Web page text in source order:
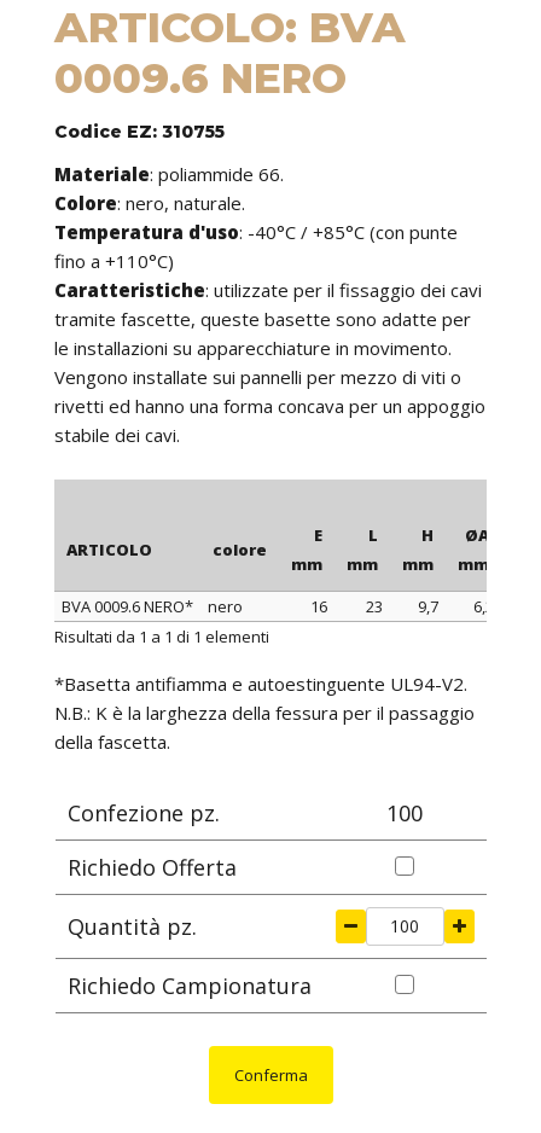
ARTICOLO: BVA
0009.6 NERO
Codice EZ: 310755
Materiale: poliammide 66.
Colore: nero, naturale.
Temperatura d'uso: -40°C / +85°C (con punte
fino a +110°C)
Caratteristiche: utilizzate per il fissaggio dei cavi
tramite fascette, queste basette sono adatte per
le installazioni su apparecchiature in movimento.
Vengono installate sui pannelli per mezzo di viti o
rivetti ed hanno una forma concava per un appoggio
stabile dei cavi.
ARTICOLO colore
E
mm
L
mm
H
mm
ØA
mm
ARTICOLO colore
BVA 0009.6 NERO* nero 16 23 9,7
6,2
Risultati da 1 a 1 di 1 elementi
*Basetta antifiamma e autoestinguente UL94-V2.
N.B.: K è la larghezza della fessura per il passaggio
della fascetta.
Confezione pz.
100
Richiedo Offerta
Quantità pz.
Richiedo Campionatura
Conferma